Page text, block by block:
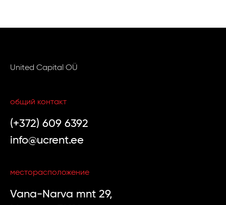
United Capital OÜ
общий контакт
(+372) 609 6392
info@ucrent.ee
месторасположение
Vana-Narva mnt 29,